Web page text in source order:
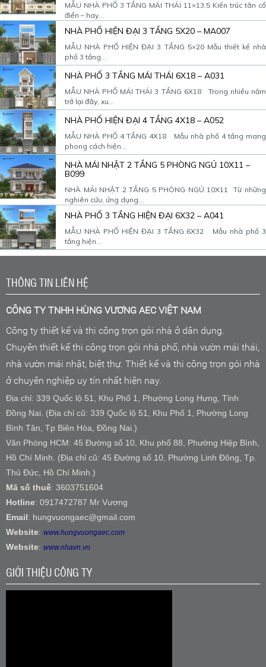
MẪU NHÀ PHỐ 3 TẦNG MÁI THÁI 11×13,5 Kiến trúc tân cổ
điển – hay...
NHÀ PHỐ HIỆN ĐẠI 3 TẦNG 5X20 – MA007
MẪU NHÀ PHỐ HIỆN ĐẠI 3 TẦNG 5×20 Mẫu thiết kế nhà
phố 3 tầng...
NHÀ PHỐ 3 TẦNG MÁI THÁI 6X18 – A031
MẪU NHÀ PHỐ MÁI THÁI 3 TẦNG 6X18 Trong nhiều năm
trở lại đây, xu...
NHÀ PHỐ HIỆN ĐẠI 4 TẦNG 4X18 – A052
MẪU NHÀ PHỐ 4 TẦNG 4X18 Mẫu nhà phố 4 tầng mang
phong cách hiện...
NHÀ MÁI NHẬT 2 TẦNG 5 PHÒNG NGỦ 10X11 –
B099
NHÀ MÁI NHẬT 2 TẦNG 5 PHÒNG NGỦ 10X11 Từ những
nghiên cứu, ứng dụng...
NHÀ PHỐ 3 TẦNG HIỆN ĐẠI 6X32 – A041
MẪU NHÀ PHỐ HIỆN ĐẠI 3 TẦNG 6X32 Mẫu nhà phố 3
tầng hiện...
THÔNG TIN LIÊN HỆ
CÔNG TY TNHH HÙNG VƯƠNG AEC VIỆT NAM
Công ty thiết kế và thi công trọn gói nhà ở dân dụng.
Chuyên thiết kế thi công trọn gói nhà phố, nhà vườn mái thái,
nhà vườn mái nhật, biệt thự. Thiết kế và thi công trọn gói nhà
ở chuyên nghiệp uy tín nhất hiện nay.
Địa chỉ: 339 Quốc lộ 51, Khu Phố 1, Phường Long Hưng, Tỉnh
Đồng Nai. (Địa chỉ cũ: 339 Quốc lộ 51, Khu Phố 1, Phường Long
Bình Tân, Tp Biên Hòa, Đồng Nai.)
Văn Phòng HCM: 45 Đường số 10, Khu phố 88, Phường Hiệp Bình,
Hồ Chí Minh. (Địa chỉ cũ: 45 Đường số 10, Phường Linh Đông, Tp.
Thủ Đức, Hồ Chí Minh.)
Mã số thuế: 3603751604
Hotline: 0917472787 Mr Vương
Email: hungvuongaec@gmail.com
Website: www.hungvuongaec.com
Website: www.nhavn.vn
GIỚI THIỆU CÔNG TY